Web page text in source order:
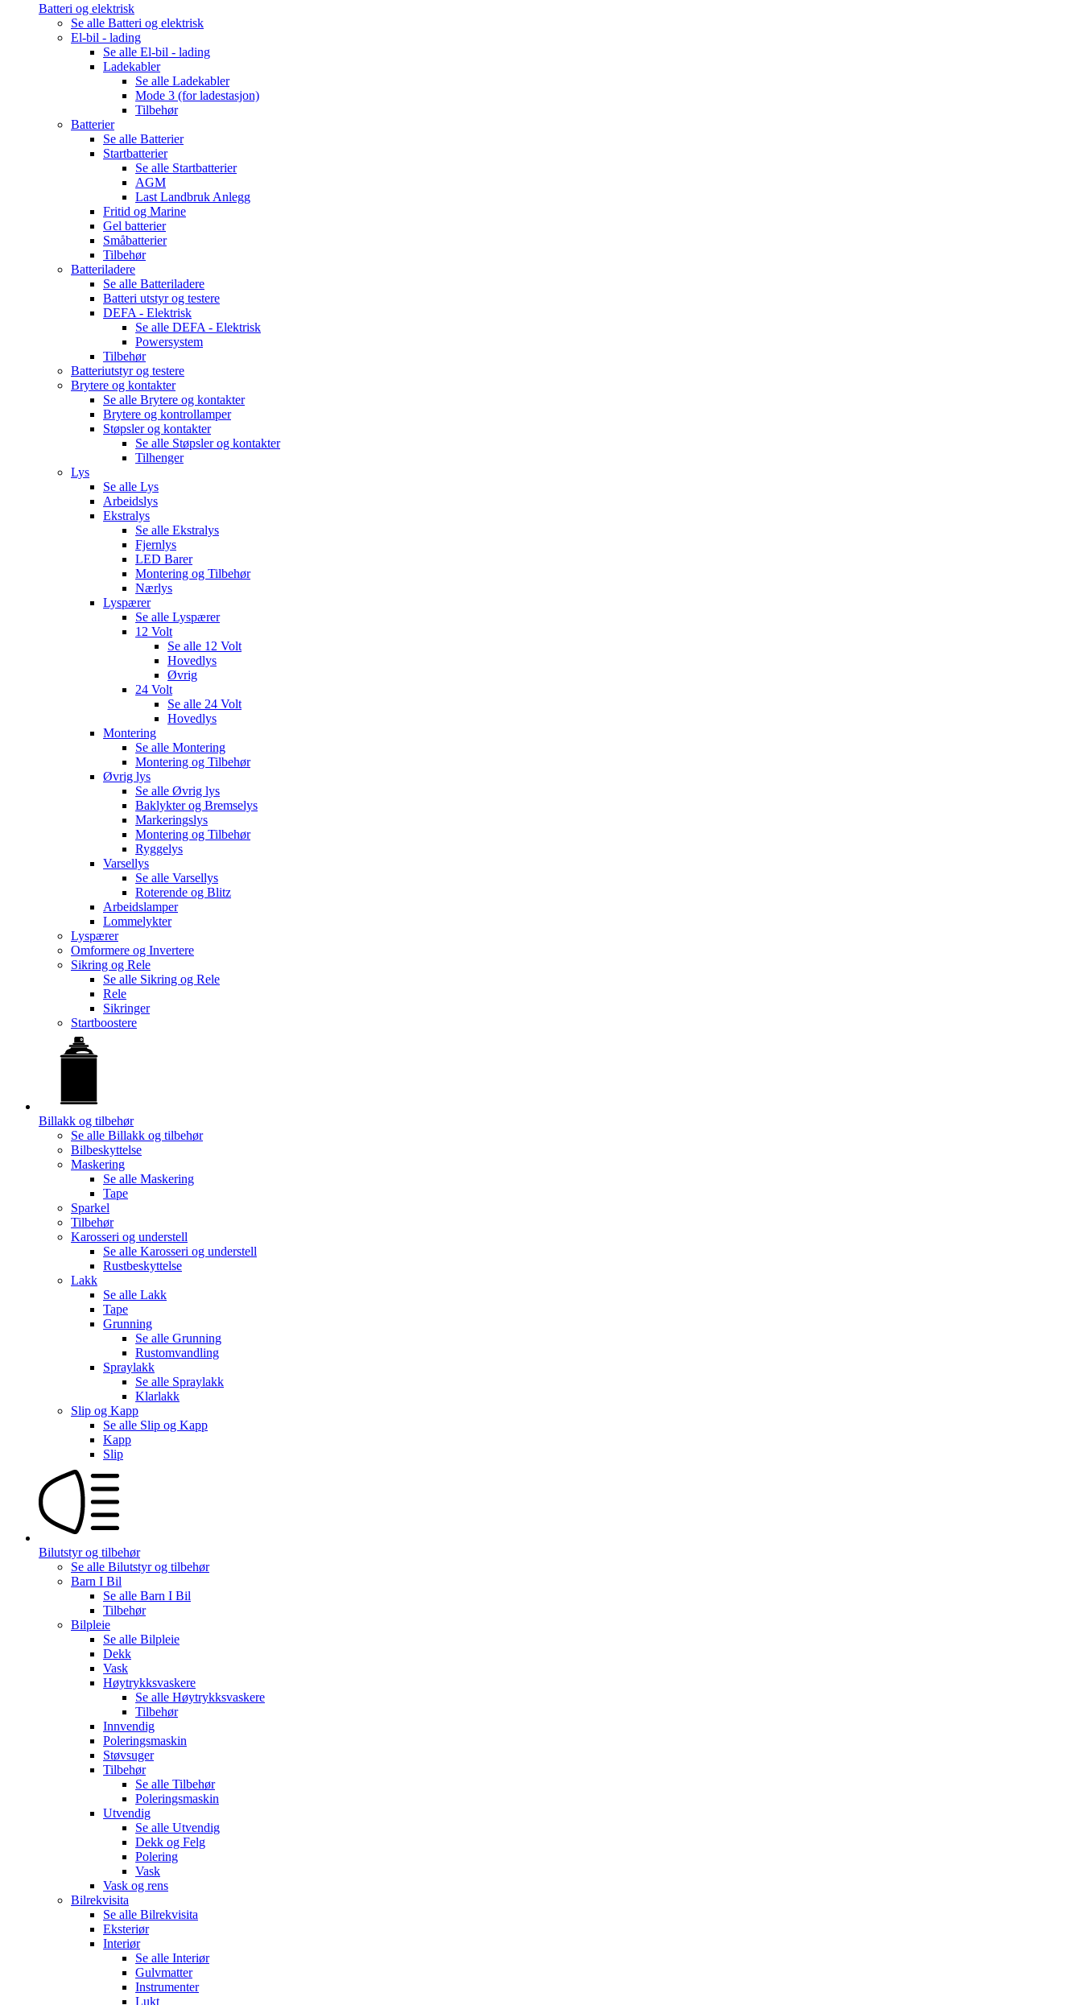
Batteri og elektrisk
Se alle Batteri og elektrisk
El-bil - lading
Se alle El-bil - lading
Ladekabler
Se alle Ladekabler
Mode 3 (for ladestasjon)
Tilbehør
Batterier
Se alle Batterier
Startbatterier
Se alle Startbatterier
AGM
Last Landbruk Anlegg
Fritid og Marine
Gel batterier
Småbatterier
Tilbehør
Batteriladere
Se alle Batteriladere
Batteri utstyr og testere
DEFA - Elektrisk
Se alle DEFA - Elektrisk
Powersystem
Tilbehør
Batteriutstyr og testere
Brytere og kontakter
Se alle Brytere og kontakter
Brytere og kontrollamper
Støpsler og kontakter
Se alle Støpsler og kontakter
Tilhenger
Lys
Se alle Lys
Arbeidslys
Ekstralys
Se alle Ekstralys
Fjernlys
LED Barer
Montering og Tilbehør
Nærlys
Lyspærer
Se alle Lyspærer
12 Volt
Se alle 12 Volt
Hovedlys
Øvrig
24 Volt
Se alle 24 Volt
Hovedlys
Montering
Se alle Montering
Montering og Tilbehør
Øvrig lys
Se alle Øvrig lys
Baklykter og Bremselys
Markeringslys
Montering og Tilbehør
Ryggelys
Varsellys
Se alle Varsellys
Roterende og Blitz
Arbeidslamper
Lommelykter
Lyspærer
Omformere og Invertere
Sikring og Rele
Se alle Sikring og Rele
Rele
Sikringer
Startboostere
Billakk og tilbehør
Se alle Billakk og tilbehør
Bilbeskyttelse
Maskering
Se alle Maskering
Tape
Sparkel
Tilbehør
Karosseri og understell
Se alle Karosseri og understell
Rustbeskyttelse
Lakk
Se alle Lakk
Tape
Grunning
Se alle Grunning
Rustomvandling
Spraylakk
Se alle Spraylakk
Klarlakk
Slip og Kapp
Se alle Slip og Kapp
Kapp
Slip
Bilutstyr og tilbehør
Se alle Bilutstyr og tilbehør
Barn I Bil
Se alle Barn I Bil
Tilbehør
Bilpleie
Se alle Bilpleie
Dekk
Vask
Høytrykksvaskere
Se alle Høytrykksvaskere
Tilbehør
Innvendig
Poleringsmaskin
Støvsuger
Tilbehør
Se alle Tilbehør
Poleringsmaskin
Utvendig
Se alle Utvendig
Dekk og Felg
Polering
Vask
Vask og rens
Bilrekvisita
Se alle Bilrekvisita
Eksteriør
Interiør
Se alle Interiør
Gulvmatter
Instrumenter
Lukt